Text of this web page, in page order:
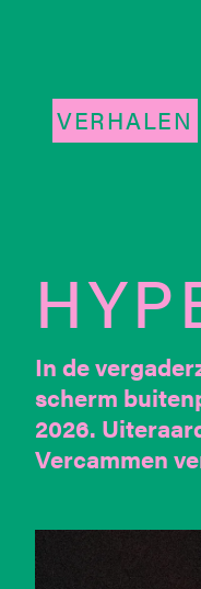
VERHALEN
In de
scherm
2026.
Vercammen